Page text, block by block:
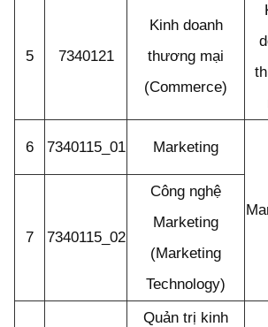
5 7340121
Kinh doanh
thương mại
(Commerce)
6 7340115_01 Marketing
7 7340115_02
Công nghệ
Marketing
(Marketing
Technology)
Quản trị kinh